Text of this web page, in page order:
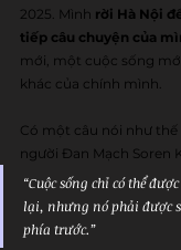
2025. Mình rời Hà Nội
tiếp câu chuyện của
mới, một cuộc sống
khác của chính mình.
Có một câu nói như thế
người Đan Mạch Soren
“Cuộc sống chỉ có thể
lại, nhưng nó phải được
phía trước.”